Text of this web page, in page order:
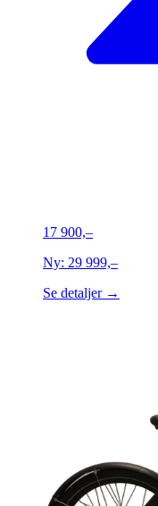
17 900,–
Ny: 29 999,–
Se detaljer →